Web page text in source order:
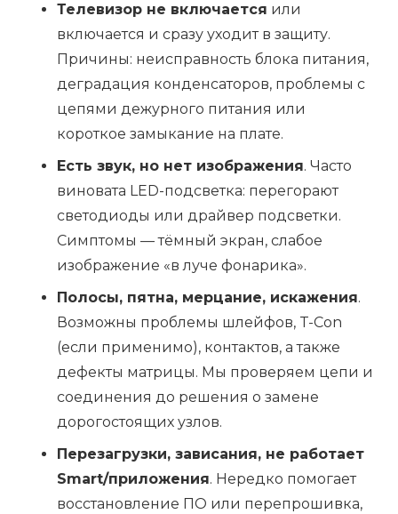
Телевизор не включается или
включается и сразу уходит в защиту.
Причины: неисправность блока питания,
деградация конденсаторов, проблемы с
цепями дежурного питания или
короткое замыкание на плате.
Есть звук, но нет изображения. Часто
виновата LED-подсветка: перегорают
светодиоды или драйвер подсветки.
Симптомы — тёмный экран, слабое
изображение «в луче фонарика».
Полосы, пятна, мерцание, искажения.
Возможны проблемы шлейфов, T-Con
(если применимо), контактов, а также
дефекты матрицы. Мы проверяем цепи и
соединения до решения о замене
дорогостоящих узлов.
Перезагрузки, зависания, не работает
Smart/приложения. Нередко помогает
восстановление ПО или перепрошивка,